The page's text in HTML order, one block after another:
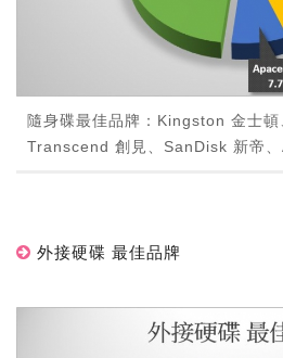
隨身碟最佳品牌：Kingston 金士頓
Transcend 創見、SanDisk 新帝
外接硬碟 最佳品牌